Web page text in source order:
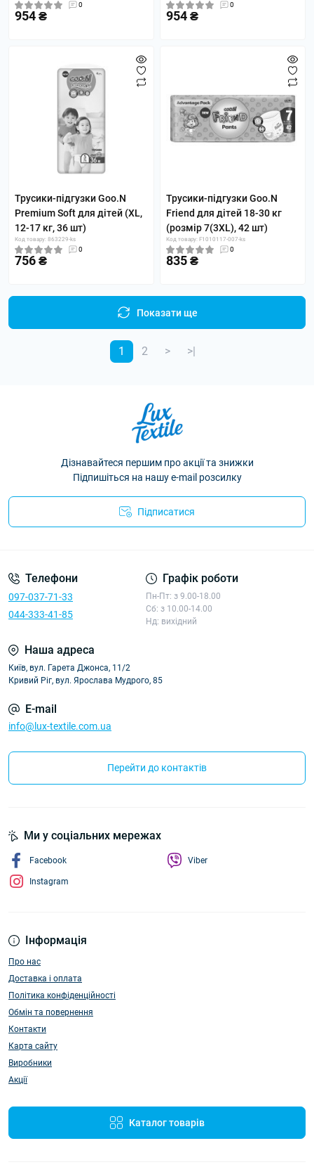
0
954 ₴
0
954 ₴
Трусики-підгузки Goo.N
Premium Soft для дітей (XL,
12-17 кг, 36 шт)
Код товару: 863229-ks
0
756 ₴
Трусики-підгузки Goo.N
Friend для дітей 18-30 кг
(розмір 7(3XL), 42 шт)
Код товару: F1010117-007-ks
0
835 ₴
Показати ще
1 2 > >|
Дізнавайтеся першим про акції та знижки
Підпишіться на нашу e-mail розсилку
Підписатися
Телефони
097-037-71-33
044-333-41-85
Графік роботи
Пн-Пт: з 9.00-18.00
Сб: з 10.00-14.00
Нд: вихідний
Наша адреса
Київ, вул. Гарета Джонса, 11/2
Кривий Ріг, вул. Ярослава Мудрого, 85
E-mail
info@lux-textile.com.ua
Перейти до контактів
Інформація
Про нас
Доставка і оплата
Політика конфіденційності
Обмін та повернення
Контакти
Карта сайту
Виробники
Акції
Каталог товарів
Ми у соціальних мережах
Facebook
Instagram
Viber